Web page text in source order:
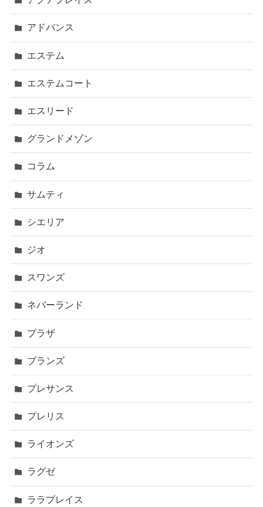
アドバンス
エステム
エステムコート
エスリード
グランドメゾン
コラム
サムティ
シエリア
ジオ
スワンズ
ネバーランド
プラザ
ブランズ
プレサンス
プレリス
ライオンズ
ラグゼ
ララプレイス